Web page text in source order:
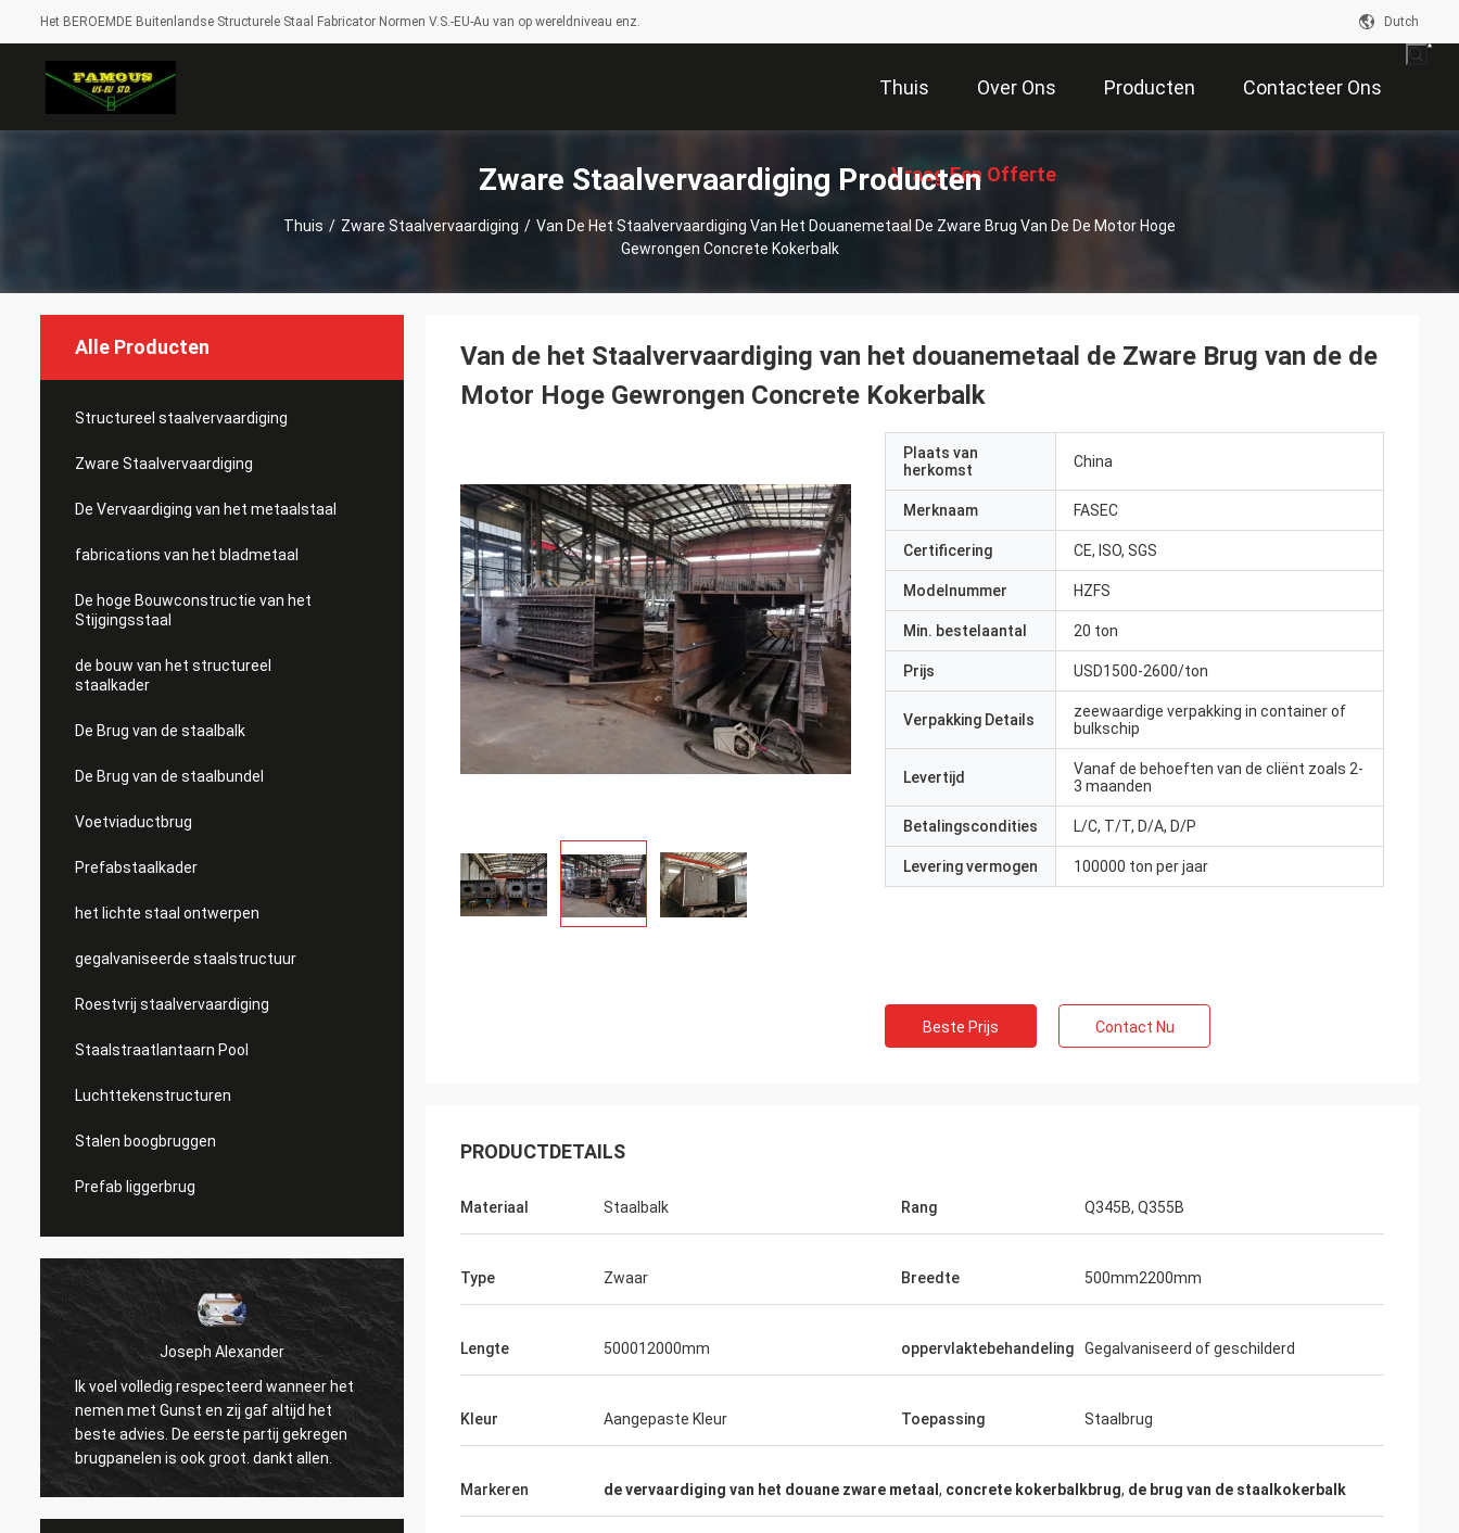
Het BEROEMDE Buitenlandse Structurele Staal Fabricator Normen V.S.-EU-Au van op wereldniveau enz. Dutch
Thuis Over Ons Producten Contacteer Ons
Vraag Een Offerte
Zware Staalvervaardiging Producten
Thuis / Zware Staalvervaardiging / Van De Het Staalvervaardiging Van Het Douanemetaal De Zware Brug Van De De Motor Hoge
Gewrongen Concrete Kokerbalk
Alle Producten
Structureel staalvervaardiging
Zware Staalvervaardiging
De Vervaardiging van het metaalstaal
fabrications van het bladmetaal
De hoge Bouwconstructie van het
Stijgingsstaal
de bouw van het structureel
staalkader
De Brug van de staalbalk
De Brug van de staalbundel
Voetviaductbrug
Prefabstaalkader
het lichte staal ontwerpen
gegalvaniseerde staalstructuur
Roestvrij staalvervaardiging
Staalstraatlantaarn Pool
Luchttekenstructuren
Stalen boogbruggen
Prefab liggerbrug
Joseph Alexander
Ik voel volledig respecteerd wanneer het
nemen met Gunst en zij gaf altijd het
beste advies. De eerste partij gekregen
brugpanelen is ook groot. dankt allen.
begroting aan en beantwoorden vragen
met geduld, grote baan!
Van de het Staalvervaardiging van het douanemetaal de Zware Brug van de de
Motor Hoge Gewrongen Concrete Kokerbalk
Plaats van
herkomst
China
Merknaam FASEC
Certificering CE, ISO, SGS
Modelnummer HZFS
Min. bestelaantal 20 ton
Prijs USD1500-2600/ton
Verpakking Details
zeewaardige verpakking in container of
bulkschip
Levertijd
Vanaf de behoeften van de cliënt zoals 2-
3 maanden
Betalingscondities L/C, T/T, D/A, D/P
Levering vermogen 100000 ton per jaar
Beste Prijs Contact Nu
PRODUCTDETAILS
Materiaal Staalbalk Rang Q345B, Q355B
Type Zwaar Breedte 500mm2200mm
Lengte 500012000mm oppervlaktebehandeling Gegalvaniseerd of geschilderd
Kleur Aangepaste Kleur Toepassing Staalbrug
Markeren de vervaardiging van het douane zware metaal , concrete kokerbalkbrug, de brug van de staalkokerbalk